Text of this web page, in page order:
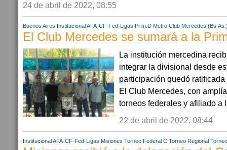
24 de abril de 2022, 08:55
Buenos Aires Institucional AFA-CF-Fed-Ligas Prim.D Metro Club Mercedes
El Club Mercedes se sumará a la
La institución mercedina
integrar la divisional desde
participación quedó
El Club Mercedes, con
torneos federales y afiliado a
22 de abril de 2022, 08:44
Institucional AFA-CF-Fed-Ligas Misiones Torneo Federal C Torneo Regional